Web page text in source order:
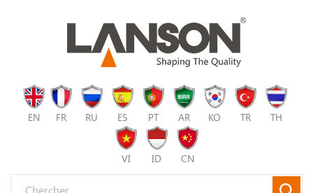
EN FR RU ES PT AR KO TR TH
VI ID CN